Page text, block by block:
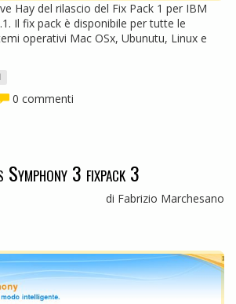
Hay del rilascio del Fix Pack 1 per IBM
Il fix pack è disponibile per tutte le
operativi Mac OSx, Ubunutu, Linux e
0 commenti
3 fixpack 3
di Fabrizio Marchesano